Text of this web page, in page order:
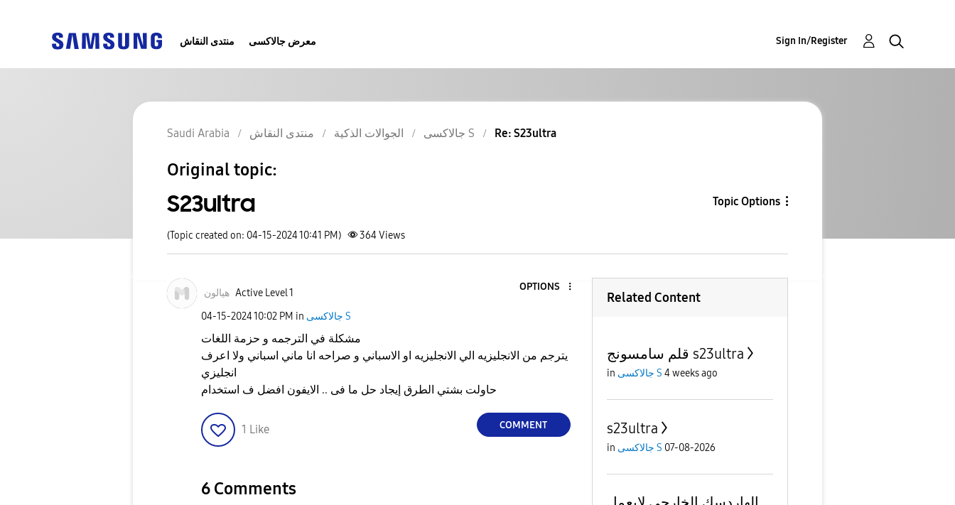
منتدى النقاش معرض جالاكسى Sign In/Register
Saudi Arabia منتدى النقاش الجوالات الذكية جالاكسى S Re: S23ultra
Original topic:
S23ultra Topic Options
(Topic created on: 04-15-2024 10:41 PM) 364Views
هيالون Active Level 1
OPTIONS
‎04-15-202410:02 PM in جالاكسى S
مشكلة في الترجمه و حزمة اللغات
يترجم من الانجليزيه الي الانجليزيه او الاسباني و صراحه انا ماني اسباني ولا اعرف
انجليزي
1 Like COMMENT
6 Comments
Related Content
قلم سامسونج s23ultra
in جالاكسى S 4 weeks ago
s23ultra
in جالاكسى S 07-08-2026